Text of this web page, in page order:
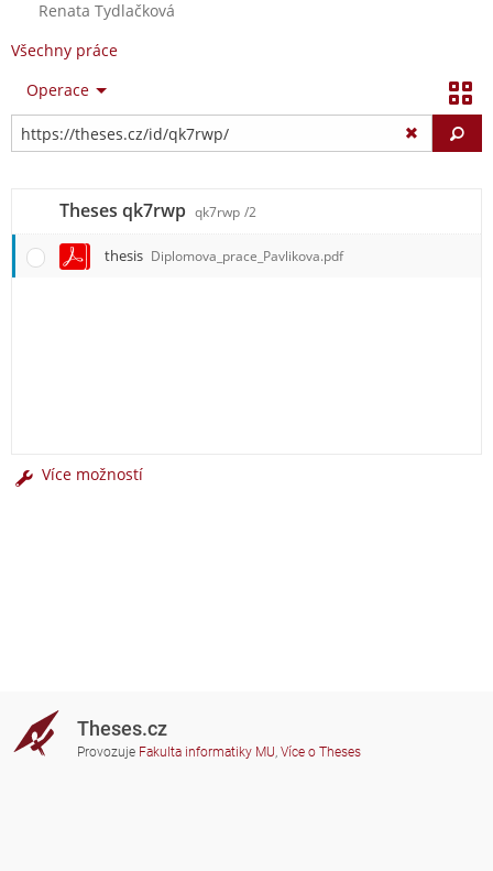
Renata Tydlačková
Všechny práce
Operace
Theses qk7rwp qk7rwp /2
thesis Diplomova_prace_Pavlikova.pdf
Více možností
Theses.cz
Provozuje Fakulta informatiky MU, Více o Theses